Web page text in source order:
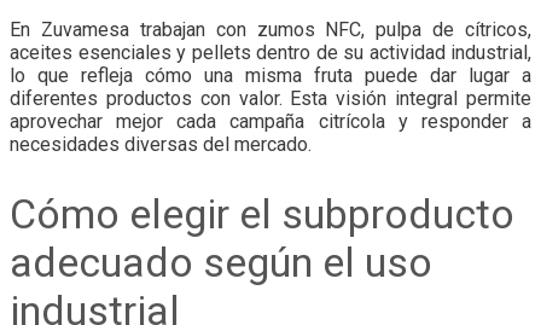
En Zuvamesa trabajan con zumos NFC, pulpa de cítricos,
aceites esenciales y pellets dentro de su actividad industrial,
lo que refleja cómo una misma fruta puede dar lugar a
diferentes productos con valor. Esta visión integral permite
aprovechar mejor cada campaña citrícola y responder a
necesidades diversas del mercado.
Cómo elegir el subproducto
adecuado según el uso
industrial